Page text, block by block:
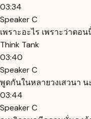
03:34
Speaker C
เพราะอะไร เพราะว่าต
Think Tank
03:40
Speaker C
พูดกันในหลายวงเสวนา
03:44
Speaker C